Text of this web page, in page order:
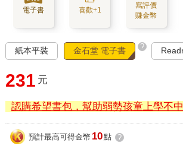
電子書 喜歡+1
寫評價
賺金幣
紙本平裝 金石堂 電子書 ?
231 元
認購希望書包，幫助弱勢孩童上學不中
預計最高可得金幣 10點 ?